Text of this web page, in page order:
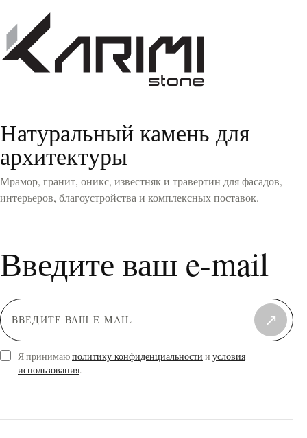
Натуральный камень для
архитектуры
Мрамор, гранит, оникс, известняк и травертин для фасадов,
интерьеров, благоустройства и комплексных поставок.
Введите ваш e-mail
↗
Я принимаюполитику конфиденциальности и условия
использования.